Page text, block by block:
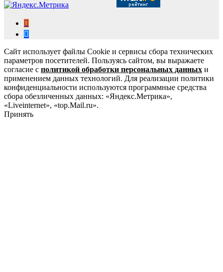
Сайт использует файлы Cookie и сервисы сбора технических
параметров посетителей. Пользуясь сайтом, вы выражаете
согласие с политикой обработки персональных данных и
применением данных технологий. Для реализации политики
конфиденциальности используются программные средства
сбора обезличенных данных: «Яндекс.Метрика»,
«Liveinternet», «top.Mail.ru».
Принять